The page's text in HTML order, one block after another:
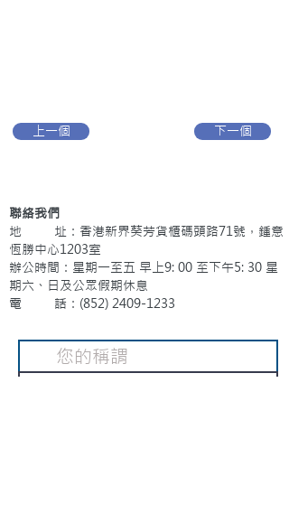
上一個 下一個
聯絡我們
地 址：香港新界葵芳貨櫃碼頭路71號，鍾意
恆勝中心1203室
辦公時間：星期一至五 早上9: 00 至下午5: 30 星
期六、日及公眾假期休息
電 話：(852) 2409-1233